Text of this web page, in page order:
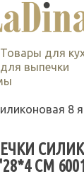
Товары для
выпечки
8
СМ